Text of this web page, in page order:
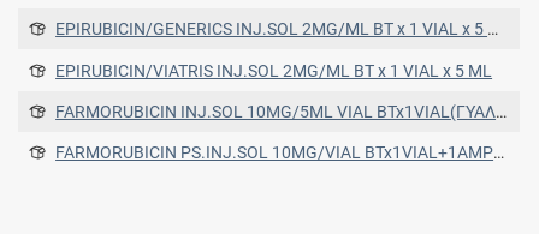
EPIRUBICIN/GENERICS INJ.SOL 2MG/ML BT x 1 VIAL x 5 ML
EPIRUBICIN/VIATRIS INJ.SOL 2MG/ML BT x 1 VIAL x 5 ML
FARMORUBICIN INJ.SOL 10MG/5ML VIAL BTx1VIAL(ΓΥΑΛΙΝΟ)
FARMORUBICIN PS.INJ.SOL 10MG/VIAL BTx1VIAL+1AMPx5ML SOLV SOLV